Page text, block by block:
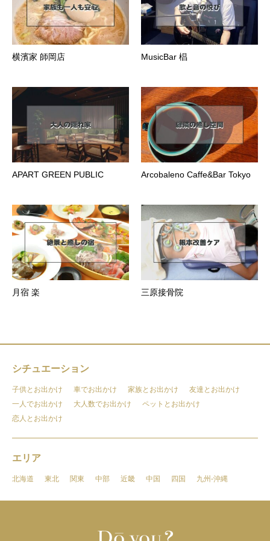
横濱家 師岡店 MusicBar 椙
APART GREEN PUBLIC Arcobaleno Caffe&Bar Tokyo
月宿 楽 三原接骨院
シチュエーション
子供とお出かけ 車でお出かけ 家族とお出かけ
友達とお出かけ
一人でお出かけ
大人数でお出かけ
ペットとお出かけ
恋人とお出かけ
エリア
北海道 東北 関東 中部 近畿 中国 四国 九州-沖縄